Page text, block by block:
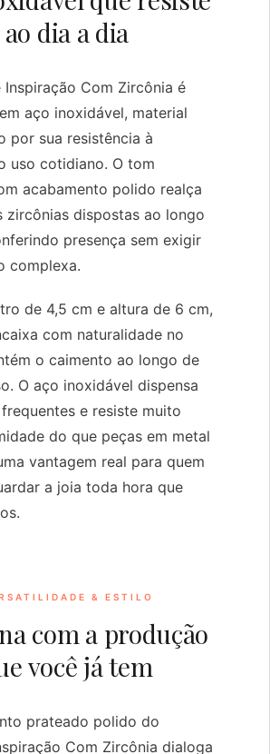
ao dia a dia
Inspiração Com Zircônia é
aço inoxidável, material
por sua resistência à
uso cotidiano. O tom
acabamento polido realça
zircônias dispostas ao longo
presença sem exigir
complexa.
de 4,5 cm e altura de 6 cm,
com naturalidade no
o caimento ao longo de
O aço inoxidável dispensa
e resiste muito
do que peças em metal
vantagem real para quem
a joia toda hora que
& ESTILO
com a produção
você já tem
prateado polido do
Com Zircônia dialoga